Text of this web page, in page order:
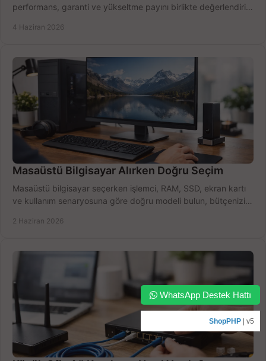
performans, garanti ve yükseltme payını birlikte değerlendirin,
4 Haziran 2026
Masaüstü Bilgisayar Alırken Doğru Seçim
Masaüstü bilgisayar seçerken işlemci, RAM, SSD, ekran kartı
ve kullanım senaryosuna göre doğru modeli bulun, bütçenizi
2 Haziran 2026
WhatsApp Destek Hattı
ShopPHP | v5